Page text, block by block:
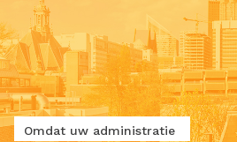
Omdat uw administratie